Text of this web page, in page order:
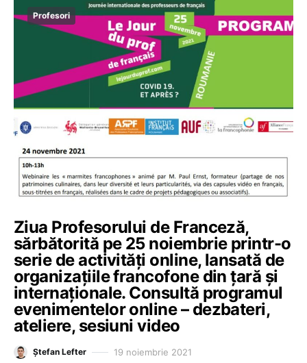
Profesori
Ziua Profesorului de Franceză,
sărbătorită pe 25 noiembrie printr-o
serie de activități online, lansată de
organizațiile francofone din țară și
internaționale. Consultă programul
evenimentelor online – dezbateri,
ateliere, sesiuni video
Ștefan Lefter 19 noiembrie 2021